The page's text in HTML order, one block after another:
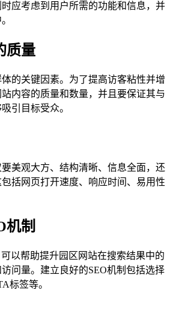
应考虑到用户所需的功能和信息，并
质量
的关键因素。为了提高访客粘性并增
内容的质量和数量，并且要保证其与
引目标受众。
美观大方、结构清晰、信息全面，还
括网页打开速度、响应时间、易用性
机制
以帮助提升园区网站在搜索结果中的
问量。建立良好的SEO机制包括选择
标签等。